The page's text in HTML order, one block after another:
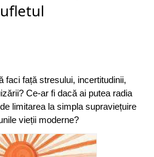
faci față stresului, incertitudinii,
Ce-ar fi dacă ai putea radia
limitarea la simpla supraviețuire
vieții moderne?